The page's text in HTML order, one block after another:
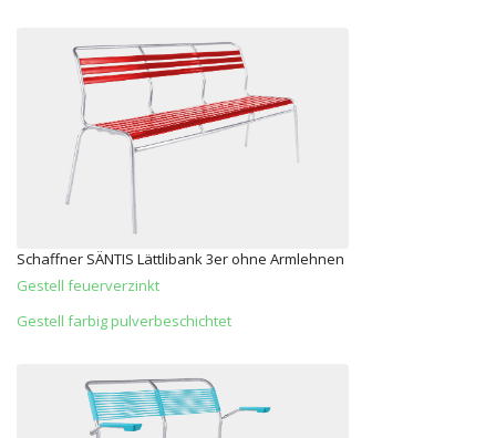
Schaffner SÄNTIS Lättlibank 3er ohne Armlehnen
Gestell feuerverzinkt
Gestell farbig pulverbeschichtet